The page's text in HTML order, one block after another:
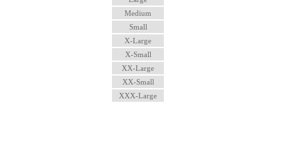
Medium
Small
X-Large
X-Small
XX-Large
XX-Small
XXX-Large